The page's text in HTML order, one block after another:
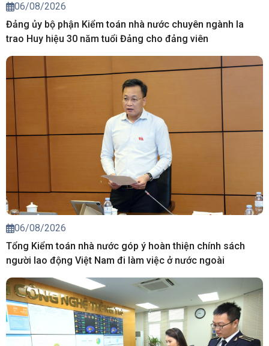
06/08/2026
Đảng ủy bộ phận Kiểm toán nhà nước chuyên ngành Ia
trao Huy hiệu 30 năm tuổi Đảng cho đảng viên
06/08/2026
Tổng Kiểm toán nhà nước góp ý hoàn thiện chính sách
người lao động Việt Nam đi làm việc ở nước ngoài